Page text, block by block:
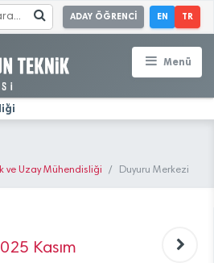
ADAY ÖĞRENCİ EN TR
Menü
ve Uzay Mühendisliği Duyuru Merkezi
Kasım